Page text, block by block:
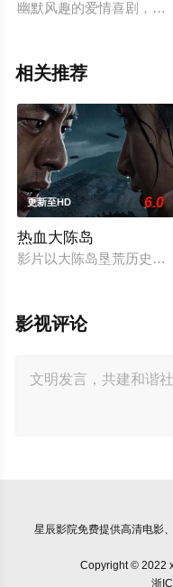
幽默风趣的爱情喜剧，三
相关推荐
更新至HD 6.0
热血大陈岛
影片以大陈岛垦荒历史为
影视评论
星辰影院免费提供高清电影
Copyright © 2022
浙